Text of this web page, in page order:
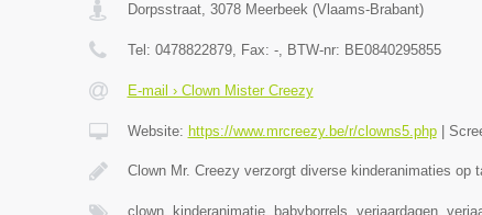
Dorpsstraat, 3078 Meerbeek(Vlaams-Brabant)
Tel: 0478822879, Fax: -, BTW-nr: BE0840295855
E-mail › Clown Mister Creezy
Website: https://www.mrcreezy.be/r/clowns5.php|
Clown Mr. Creezy verzorgt diverse kinderanimaties op
clown, kinderanimatie, babyborrels, verjaardagen,